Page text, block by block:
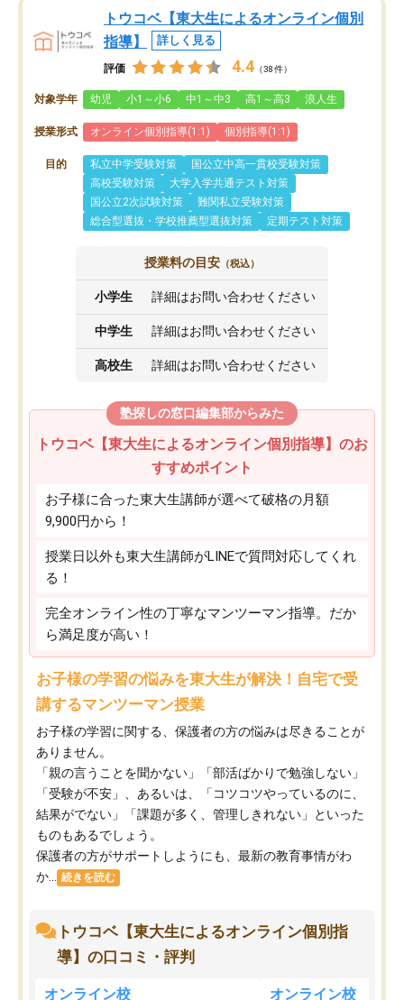
トウコベ【東大生によるオンライン個別
指導】
詳しく見る
評価 4.4 （38件）
対象学年 幼児 小1～小6 中1～中3 高1～高3 浪人生
授業形式 オンライン個別指導(1:1) 個別指導(1:1)
目的 私立中学受験対策
国公立中高一貫校受験対策
高校受験対策
大学入学共通テスト対策
国公立2次試験対策
難関私立受験対策
総合型選抜・学校推薦型選抜対策
定期テスト対策
授業料の目安 （税込）
小学生 詳細はお問い合わせください
中学生 詳細はお問い合わせください
高校生 詳細はお問い合わせください
塾探しの窓口編集部からみた
トウコベ【東大生によるオンライン個別指導】のお
すすめポイント
お子様に合った東大生講師が選べて破格の月額
9,900円から！
授業日以外も東大生講師がLINEで質問対応してくれ
る！
完全オンライン性の丁寧なマンツーマン指導。だか
ら満足度が高い！
お子様の学習の悩みを東大生が解決！自宅で受
講するマンツーマン授業
お子様の学習に関する、保護者の方の悩みは尽きることが
ありません。
「親の言うことを聞かない」「部活ばかりで勉強しない」
「受験が不安」、あるいは、「コツコツやっているのに、
結果がでない」「課題が多く、管理しきれない」といった
ものもあるでしょう。
保護者の方がサポートしようにも、最新の教育事情がわ
か...
続きを読む
トウコベ【東大生によるオンライン個別指
導】の口コミ・評判
オンライン校 オンライン校